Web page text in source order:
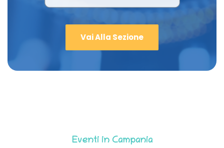
Vai Alla Sezione
Eventi in Campania